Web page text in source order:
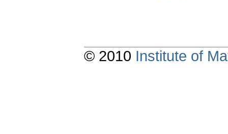
© 2010 Institute of